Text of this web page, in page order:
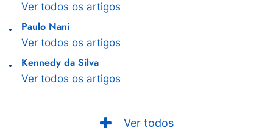
Ver todos os artigos
Paulo Nani
Ver todos os artigos
Kennedy da Silva
Ver todos os artigos
Ver todos